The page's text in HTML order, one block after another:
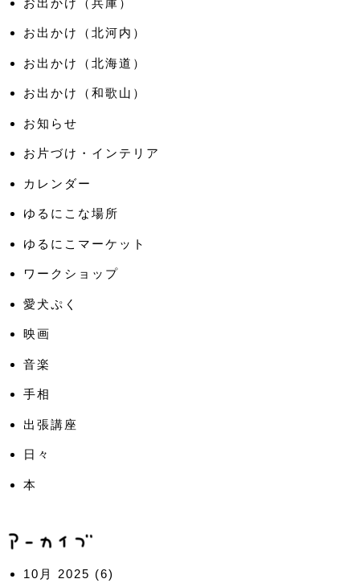
お出かけ（兵庫）
お出かけ（北河内）
お出かけ（北海道）
お出かけ（和歌山）
お知らせ
お片づけ・インテリア
カレンダー
ゆるにこな場所
ゆるにこマーケット
ワークショップ
愛犬ぷく
映画
音楽
手相
出張講座
日々
本
10月 2025 (6)